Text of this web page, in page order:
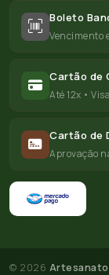
Boleto
Vencimento
Cartão de
Até 12x •
Cartão de
Aprovação
© 2026